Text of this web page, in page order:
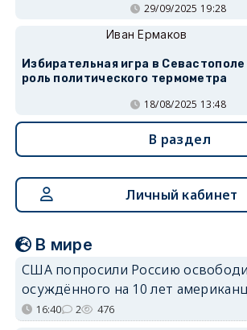
29/09/2025 19:28
Иван Ермаков
Избирательная игра в
роль политического термометра
18/08/2025 13:48
В раздел
Личный кабинет
В мире
США попросили Россию
осуждённого на 10 лет
16:40 2 476